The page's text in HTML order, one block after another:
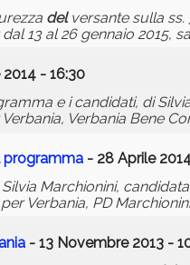
delversante sulla ss.
13 al 26 gennaio 2015,
- 16:30
e i candidati, di
Verbania Bene
programma - 28 Aprile
Marchionini,
Verbania, PD
- 13 Novembre 2013 -